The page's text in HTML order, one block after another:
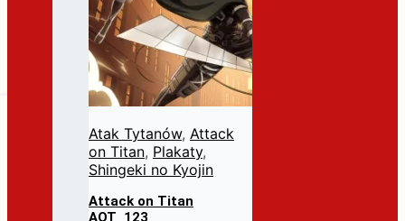
Atak Tytanów, Attack
on Titan, Plakaty,
Shingeki no Kyojin
Attack on Titan
AOT_123